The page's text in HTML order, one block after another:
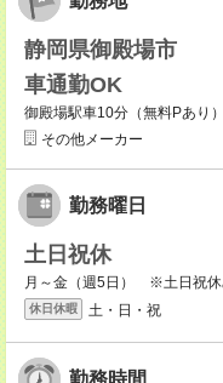
静岡県御殿場市
車通勤OK
御殿場駅車10分（無料Pあり）
その他メーカー
勤務曜日
土日祝休
月～金（週5日） ※土日祝休
休日休暇 土・日・祝
勤務時間